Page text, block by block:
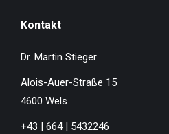
Kontakt
Dr. Martin Stieger
Alois-Auer-Straße 15
4600 Wels
+43 | 664 | 5432246